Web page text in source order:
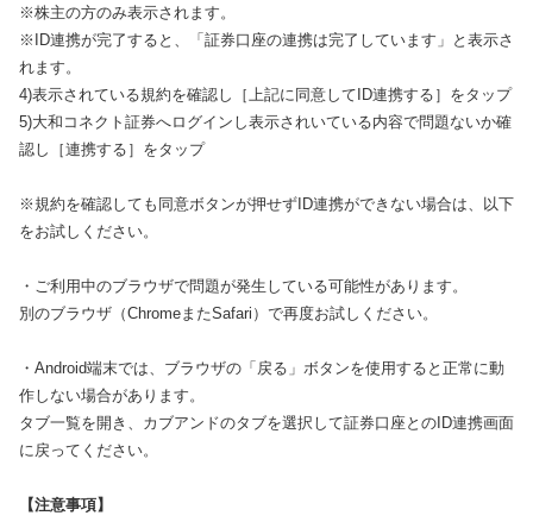
※株主の方のみ表示されます。
※ID連携が完了すると、「証券口座の連携は完了しています」と表示さ
れます。
4)表示されている規約を確認し［上記に同意してID連携する］をタップ
5)大和コネクト証券へログインし表示されいている内容で問題ないか確
認し［連携する］をタップ
※規約を確認しても同意ボタンが押せずID連携ができない場合は、以下
をお試しください。
・ご利用中のブラウザで問題が発生している可能性があります。
別のブラウザ（ChromeまたSafari）で再度お試しください。
・Android端末では、ブラウザの「戻る」ボタンを使用すると正常に動
作しない場合があります。
タブ一覧を開き、カブアンドのタブを選択して証券口座とのID連携画面
に戻ってください。
【注意事項】